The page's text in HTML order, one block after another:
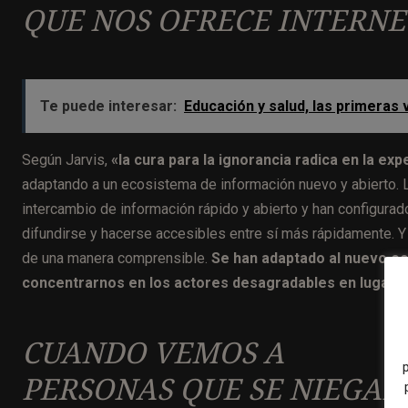
QUE NOS OFRECE
Te puede interesar: Educación y salud, las
Según Jarvis, «la cura para la ignorancia radica en la
adaptando a un ecosistema de información nuevo y
intercambio de información rápido y abierto y han
difundirse y hacerse accesibles entre sí más rápidamente.
de una manera comprensible. Se han adaptado al nuevo
concentrarnos en los actores desagradables en lugar
CUANDO VEMOS A
PERSONAS QUE SE